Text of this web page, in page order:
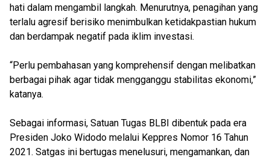
hati dalam mengambil langkah. Menurutnya, penagihan yang
terlalu agresif berisiko menimbulkan ketidakpastian hukum
dan berdampak negatif pada iklim investasi.
“Perlu pembahasan yang komprehensif dengan melibatkan
berbagai pihak agar tidak mengganggu stabilitas ekonomi,”
katanya.
Sebagai informasi, Satuan Tugas BLBI dibentuk pada era
Presiden Joko Widodo melalui Keppres Nomor 16 Tahun
2021. Satgas ini bertugas menelusuri, mengamankan, dan